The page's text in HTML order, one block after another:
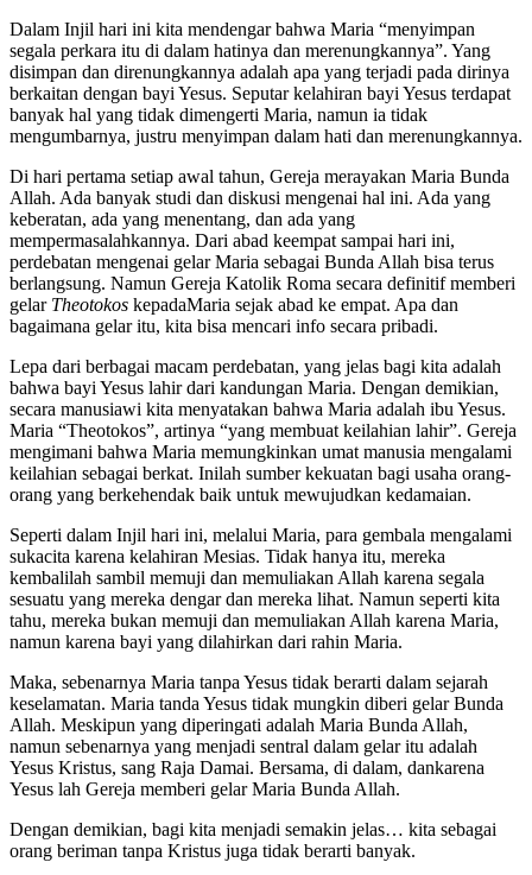
Dalam Injil hari ini kita mendengar bahwa Maria “menyimpan
segala perkara itu di dalam hatinya dan merenungkannya”. Yang
disimpan dan direnungkannya adalah apa yang terjadi pada dirinya
berkaitan dengan bayi Yesus. Seputar kelahiran bayi Yesus terdapat
banyak hal yang tidak dimengerti Maria, namun ia tidak
mengumbarnya, justru menyimpan dalam hati dan merenungkannya.
Di hari pertama setiap awal tahun, Gereja merayakan Maria Bunda
Allah. Ada banyak studi dan diskusi mengenai hal ini. Ada yang
keberatan, ada yang menentang, dan ada yang
mempermasalahkannya. Dari abad keempat sampai hari ini,
perdebatan mengenai gelar Maria sebagai Bunda Allah bisa terus
berlangsung. Namun Gereja Katolik Roma secara definitif memberi
gelar Theotokos kepadaMaria sejak abad ke empat. Apa dan
bagaimana gelar itu, kita bisa mencari info secara pribadi.
Lepa dari berbagai macam perdebatan, yang jelas bagi kita adalah
bahwa bayi Yesus lahir dari kandungan Maria. Dengan demikian,
secara manusiawi kita menyatakan bahwa Maria adalah ibu Yesus.
Maria “Theotokos”, artinya “yang membuat keilahian lahir”. Gereja
mengimani bahwa Maria memungkinkan umat manusia mengalami
keilahian sebagai berkat. Inilah sumber kekuatan bagi usaha orang-
orang yang berkehendak baik untuk mewujudkan kedamaian.
Seperti dalam Injil hari ini, melalui Maria, para gembala mengalami
sukacita karena kelahiran Mesias. Tidak hanya itu, mereka
kembalilah sambil memuji dan memuliakan Allah karena segala
sesuatu yang mereka dengar dan mereka lihat. Namun seperti kita
tahu, mereka bukan memuji dan memuliakan Allah karena Maria,
namun karena bayi yang dilahirkan dari rahin Maria.
Maka, sebenarnya Maria tanpa Yesus tidak berarti dalam sejarah
keselamatan. Maria tanda Yesus tidak mungkin diberi gelar Bunda
Allah. Meskipun yang diperingati adalah Maria Bunda Allah,
namun sebenarnya yang menjadi sentral dalam gelar itu adalah
Yesus Kristus, sang Raja Damai. Bersama, di dalam, dankarena
Yesus lah Gereja memberi gelar Maria Bunda Allah.
Dengan demikian, bagi kita menjadi semakin jelas… kita sebagai
orang beriman tanpa Kristus juga tidak berarti banyak.